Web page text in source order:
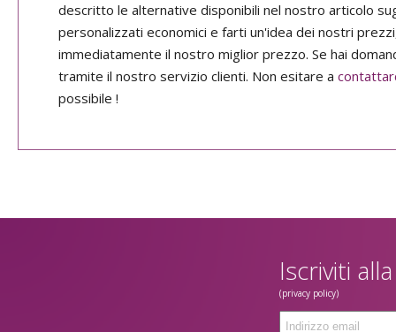
descritto le alternative disponibili nel nostro articolo
personalizzati economici e farti un'idea dei nostri
immediatamente il nostro miglior prezzo. Se hai
tramite il nostro servizio clienti. Non esitare a
possibile !
Iscriviti
(privacy policy)